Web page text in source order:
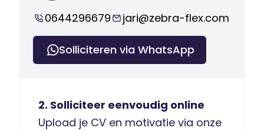
0644296679 jari@zebra-flex.com
Solliciteren via WhatsApp
2. Solliciteer eenvoudig online
Upload je CV en motivatie via onze